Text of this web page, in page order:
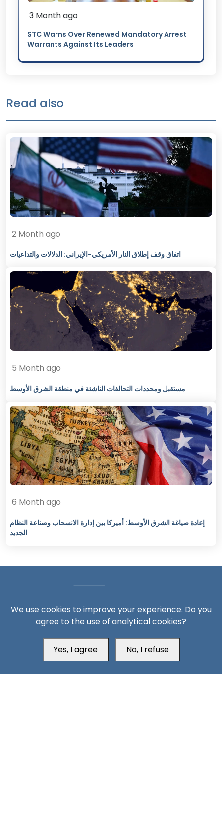
3 Month ago
STC Warns Over Renewed Mandatory Arrest
Warrants Against Its Leaders
Read also
2 Month ago
اتفاق وقف إطلاق النار الأمريكي-الإيراني: الدلالات والتداعيات
5 Month ago
مستقبل ومحددات التحالفات الناشئة في منطقة الشرق الأوسط
6 Month ago
إعادة صياغة الشرق الأوسط: أميركا بين إدارة الانسحاب وصناعة النظام
الجديد
South24 Center for News and Studies
We use cookies to improve your experience. Do you
agree to the use of analytical cookies?
Yes, I agree No, I refuse